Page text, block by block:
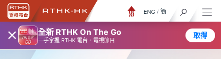
× 全新 RTHK On The Go
一手掌握 RTHK 電台、電視節目
取得
ENG / 簡